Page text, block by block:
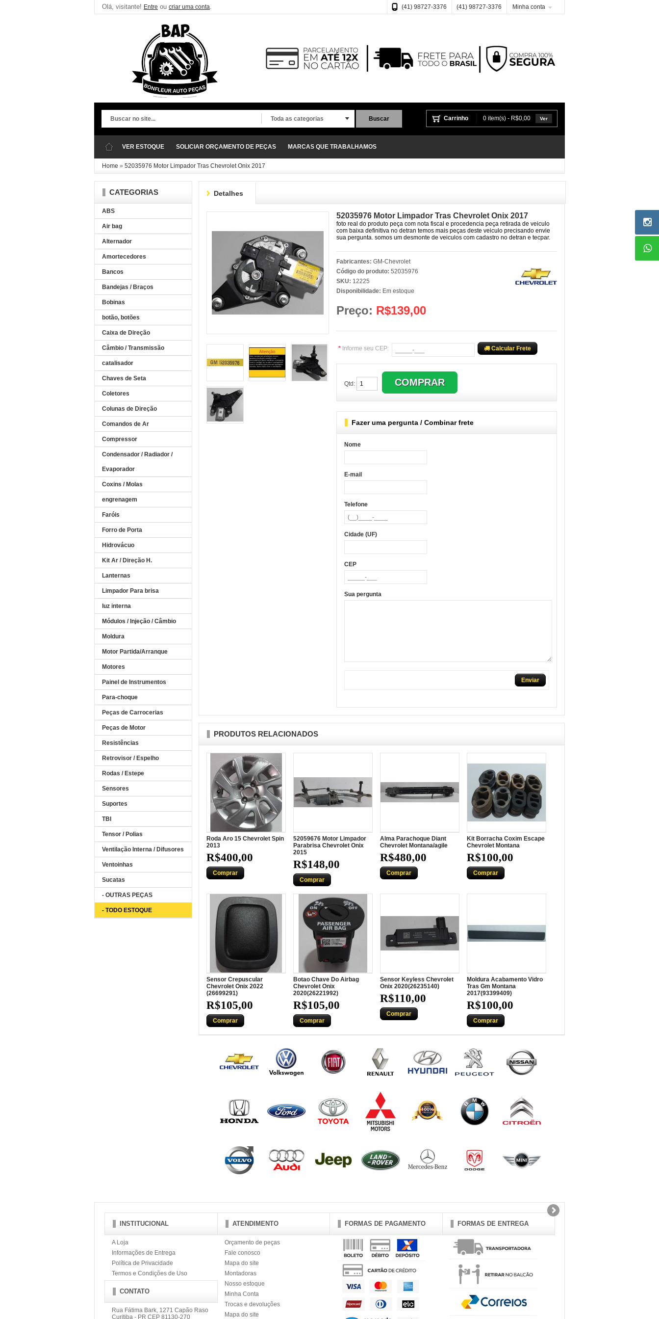
Olá, visitante! Entre ou criar uma conta. (41) 98727-3376 (41) 98727-3376 Minha conta
Toda as categorias Buscar Carrinho 0 item(s) - R$0,00 Ver
VER ESTOQUE SOLICIAR ORÇAMENTO DE PEÇAS MARCAS QUE TRABALHAMOS
Home » 52035976 Motor Limpador Tras Chevrolet Onix 2017
CATEGORIAS
ABS
Air bag
Alternador
Amortecedores
Bancos
Bandejas / Braços
Bobinas
botão, botões
Caixa de Direção
Câmbio / Transmissão
catalisador
Chaves de Seta
Coletores
Colunas de Direção
Comandos de Ar
Compressor
Condensador / Radiador /
Evaporador
Coxins / Molas
engrenagem
Faróis
Forro de Porta
Hidrovácuo
Kit Ar / Direção H.
Lanternas
Limpador Para brisa
luz interna
Módulos / Injeção / Câmbio
Moldura
Motor Partida/Arranque
Motores
Painel de Instrumentos
Para-choque
Peças de Carrocerias
Peças de Motor
Resistências
Retrovisor / Espelho
Rodas / Estepe
Sensores
Suportes
TBI
Tensor / Polias
Ventilação Interna / Difusores
Ventoinhas
Sucatas
- OUTRAS PEÇAS
- TODO ESTOQUE
Detalhes
52035976 Motor Limpador Tras Chevrolet Onix 2017
foto real do produto peça com nota fiscal e procedencia peça retirada de veiculo
com baixa definitiva no detran temos mais peças deste veiculo precisando envie
sua pergunta. somos um desmonte de veiculos com cadastro no detran e tecpar.
Fabricantes: GM-Chevrolet
Código do produto: 52035976
SKU: 12225
Disponibilidade: Em estoque
Preço: R$139,00
* Informe seu CEP: Calcular Frete
Qtd:
Fazer uma pergunta / Combinar frete
Nome
E-mail
Telefone
Cidade (UF)
CEP
Sua pergunta
Enviar
PRODUTOS RELACIONADOS
Roda Aro 15 Chevrolet Spin
2013
R$400,00
Comprar
52059676 Motor Limpador
Parabrisa Chevrolet Onix
2015
R$148,00
Comprar
Alma Parachoque Diant
Chevrolet Montana/agile
R$480,00
Comprar
Kit Borracha Coxim Escape
Chevrolet Montana
R$100,00
Comprar
Sensor Crepuscular
Chevrolet Onix 2022
(26699291)
R$105,00
Comprar
Botao Chave Do Airbag
Chevrolet Onix
2020(26221992)
R$105,00
Comprar
Sensor Keyless Chevrolet
Onix 2020(26235140)
R$110,00
Comprar
Moldura Acabamento Vidro
Tras Gm Montana
2017(93399409)
R$100,00
Comprar
INSTITUCIONAL
A Loja
Informações de Entrega
Política de Privacidade
Termos e Condições de Uso
CONTATO
Rua Fátima Bark, 1271 Capão Raso
Curitiba - PR CEP 81130-270
ATENDIMENTO
Orçamento de peças
Fale conosco
Mapa do site
Montadoras
Nosso estoque
Minha Conta
Trocas e devoluções
Mapa do site
FORMAS DE PAGAMENTO FORMAS DE ENTREGA